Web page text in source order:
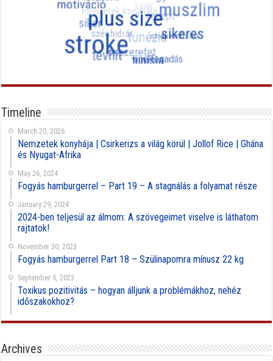
Timeline
March 20, 2026
Nemzetek konyhája | Csirkerizs a világ körül | Jollof Rice | Ghána
és Nyugat-Afrika
May 26, 2024
Fogyás hamburgerrel – Part 19 – A stagnálás a folyamat része
January 29, 2024
2024-ben teljesül az álmom: A szövegeimet viselve is láthatom
rajtatok!
November 30, 2023
Fogyás hamburgerrel Part 18 – Szülinapomra mínusz 22 kg
September 5, 2023
Toxikus pozitivitás – hogyan álljunk a problémákhoz, nehéz
időszakokhoz?
Archives